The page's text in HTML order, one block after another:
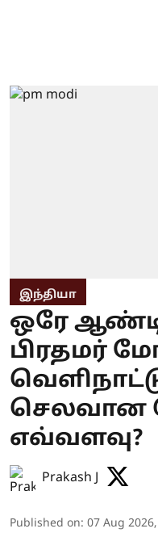
இந்தியா
ஒரே
பிரதமர்
எவ்வளவு?
Prakash J
Published on: 07 Aug